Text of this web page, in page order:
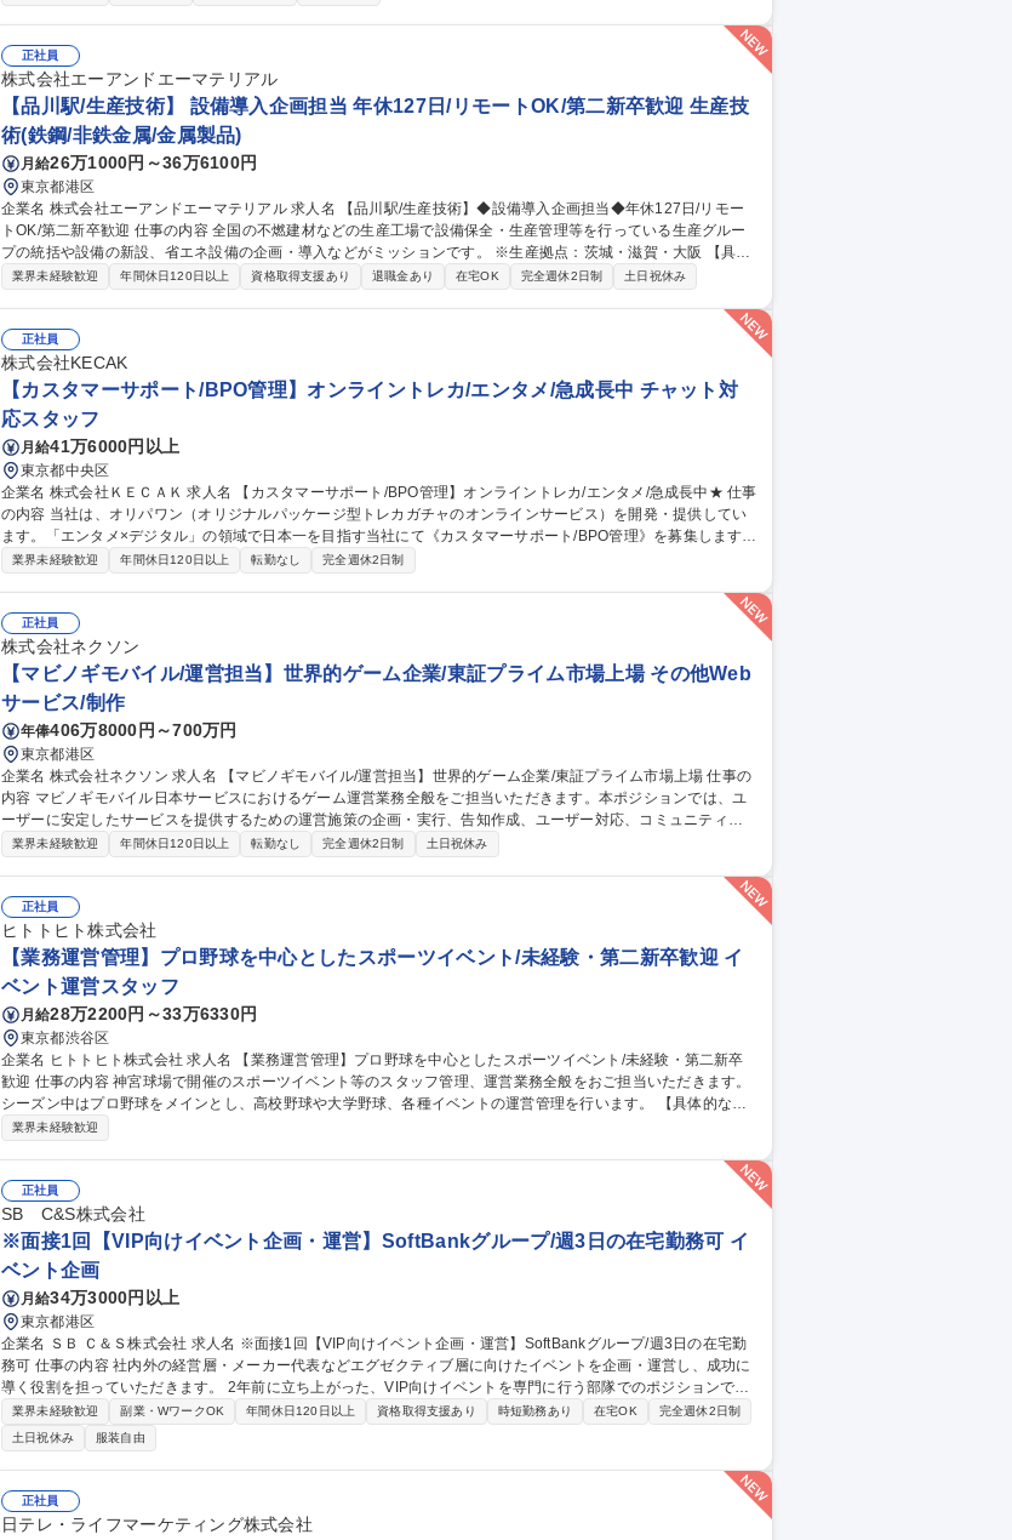
正社員
株式会社エーアンドエーマテリアル
【品川駅/生産技術】 設備導入企画担当 年休127日/リモートOK/第二新卒歓迎 生産技
術(鉄鋼/非鉄金属/金属製品)
月給26万1000円～36万6100円
東京都港区
企業名 株式会社エーアンドエーマテリアル 求人名 【品川駅/生産技術】◆設備導入企画担当◆年休127日/リモー
トOK/第二新卒歓迎 仕事の内容 全国の不燃建材などの生産工場で設備保全・生産管理等を行っている生産グルー
プの統括や設備の新設、省エネ設備の企画・導入などがミッションです。 ※生産拠点：茨城・滋賀・大阪 【具体
的には】工事や設備リニューアルの審査・稟議対応／新しい省エネ・省人設備などの検討・紹介・導入／新設備
◆設備導入企画担当◆年休127日/リモートOK/第二新卒歓迎
業界未経験歓迎 年間休日120日以上 資格取得支援あり 退職金あり 在宅OK 完全週休2日制 土日祝休み
正社員
株式会社KECAK
【カスタマーサポート/BPO管理】オンライントレカ/エンタメ/急成長中 チャット対
応スタッフ
月給41万6000円以上
東京都中央区
企業名 株式会社ＫＥＣＡＫ 求人名 【カスタマーサポート/BPO管理】オンライントレカ/エンタメ/急成長中★ 仕事
の内容 当社は、オリパワン（オリジナルパッケージ型トレカガチャのオンラインサービス）を開発・提供してい
ます。「エンタメ×デジタル」の領域で日本一を目指す当社にて《カスタマーサポート/BPO管理》を募集します！
社内CSチームの一員としてBPO（外部委託先）の管理・育成をご担当。品質管理や教育、社内連携を通じサービ
新 ■対応品質モニタリング・SLA/KPI管理 ■トレーニング実施・フィードバック 【仕事の魅力】急成長組織でCS
の仕組み化に挑戦でき、ユーザーの熱量を直に感じながら体験価値向上に貢献できます。 募集職種 【カスタマー
サポート/BPO管理】オンライントレカ/エンタメ/急成長中★
業界未経験歓迎 年間休日120日以上 転勤なし 完全週休2日制
正社員
株式会社ネクソン
【マビノギモバイル/運営担当】世界的ゲーム企業/東証プライム市場上場 その他Web
サービス/制作
年俸406万8000円～700万円
東京都港区
企業名 株式会社ネクソン 求人名 【マビノギモバイル/運営担当】世界的ゲーム企業/東証プライム市場上場 仕事の
内容 マビノギモバイル日本サービスにおけるゲーム運営業務全般をご担当いただきます。本ポジションでは、ユ
ーザーに安定したサービスを提供するための運営施策の企画・実行、告知作成、ユーザー対応、コミュニティ運
営 など、Liveサービス運営に関わる幅広い業務をご担当いただきます。 また、ゲーム内イベントと連動したSNS
場
業界未経験歓迎 年間休日120日以上 転勤なし 完全週休2日制 土日祝休み
正社員
ヒトトヒト株式会社
【業務運営管理】プロ野球を中心としたスポーツイベント/未経験・第二新卒歓迎 イ
ベント運営スタッフ
月給28万2200円～33万6330円
東京都渋谷区
企業名 ヒトトヒト株式会社 求人名 【業務運営管理】プロ野球を中心としたスポーツイベント/未経験・第二新卒
歓迎 仕事の内容 神宮球場で開催のスポーツイベント等のスタッフ管理、運営業務全般をおご担当いただきます。
シーズン中はプロ野球をメインとし、高校野球や大学野球、各種イベントの運営管理を行います。 【具体的な業
務】 ・各担当エリアのマネジメント（スタッフ・整備・物販・イベント） ・アルバイトの手配、現場での指示だ
験の方も安心です！ 募集職種 【業務運営管理】プロ野球を中心としたスポーツイベント/未経験・第二新卒歓迎
業界未経験歓迎
正社員
SB C&S株式会社
※面接1回【VIP向けイベント企画・運営】SoftBankグループ/週3日の在宅勤務可 イ
ベント企画
月給34万3000円以上
東京都港区
企業名 ＳＢ Ｃ＆Ｓ株式会社 求人名 ※面接1回【VIP向けイベント企画・運営】SoftBankグループ/週3日の在宅勤
務可 仕事の内容 社内外の経営層・メーカー代表などエグゼクティブ層に向けたイベントを企画・運営し、成功に
導く役割を担っていただきます。 2年前に立ち上がった、VIP向けイベントを専門に行う部隊でのポジションで
す。イベント開催回数も年々増加傾向にあり、より多くの方々に感動と体験を届けるため、組織体制の強化に向
けた採用となります。 【詳細】社内外の各種イベントの企画・運営サポート、VIPイベントの進行管理、イベント
当日の運営・調整、関係各所とのコミュニケーション等 募集職種 ※面接1回【VIP向けイベント企画・運営】Soft
Bankグループ/週3日の在宅勤務可
業界未経験歓迎 副業・WワークOK 年間休日120日以上 資格取得支援あり 時短勤務あり 在宅OK
完全週休2日制
土日祝休み
服装自由
正社員
日テレ・ライフマーケティング株式会社